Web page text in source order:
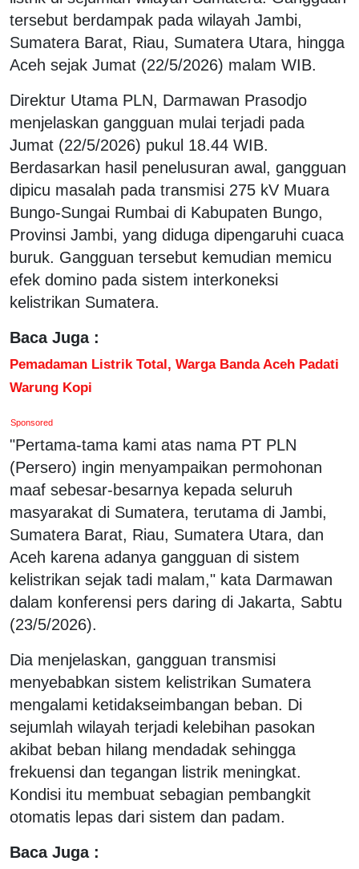
tersebut berdampak pada wilayah Jambi,
Sumatera Barat, Riau, Sumatera Utara, hingga
Aceh sejak Jumat (22/5/2026) malam WIB.
Direktur Utama PLN, Darmawan Prasodjo
menjelaskan gangguan mulai terjadi pada
Jumat (22/5/2026) pukul 18.44 WIB.
Berdasarkan hasil penelusuran awal, gangguan
dipicu masalah pada transmisi 275 kV Muara
Bungo-Sungai Rumbai di Kabupaten Bungo,
Provinsi Jambi, yang diduga dipengaruhi cuaca
buruk. Gangguan tersebut kemudian memicu
efek domino pada sistem interkoneksi
kelistrikan Sumatera.
Baca Juga :
Pemadaman Listrik Total, Warga Banda Aceh Padati
Warung Kopi
Sponsored
"Pertama-tama kami atas nama PT PLN
(Persero) ingin menyampaikan permohonan
maaf sebesar-besarnya kepada seluruh
masyarakat di Sumatera, terutama di Jambi,
Sumatera Barat, Riau, Sumatera Utara, dan
Aceh karena adanya gangguan di sistem
kelistrikan sejak tadi malam," kata Darmawan
dalam konferensi pers daring di Jakarta, Sabtu
(23/5/2026).
Dia menjelaskan, gangguan transmisi
menyebabkan sistem kelistrikan Sumatera
mengalami ketidakseimbangan beban. Di
sejumlah wilayah terjadi kelebihan pasokan
akibat beban hilang mendadak sehingga
frekuensi dan tegangan listrik meningkat.
Kondisi itu membuat sebagian pembangkit
otomatis lepas dari sistem dan padam.
Baca Juga :